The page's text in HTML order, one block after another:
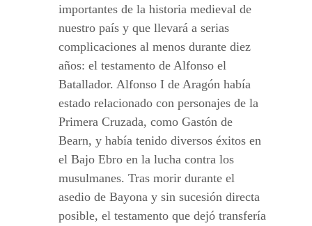
importantes de la historia medieval de
nuestro país y que llevará a serias
complicaciones al menos durante diez
años: el testamento de Alfonso el
Batallador. Alfonso I de Aragón había
estado relacionado con personajes de la
Primera Cruzada, como Gastón de
Bearn, y había tenido diversos éxitos en
el Bajo Ebro en la lucha contra los
musulmanes. Tras morir durante el
asedio de Bayona y sin sucesión directa
posible, el testamento que dejó transfería